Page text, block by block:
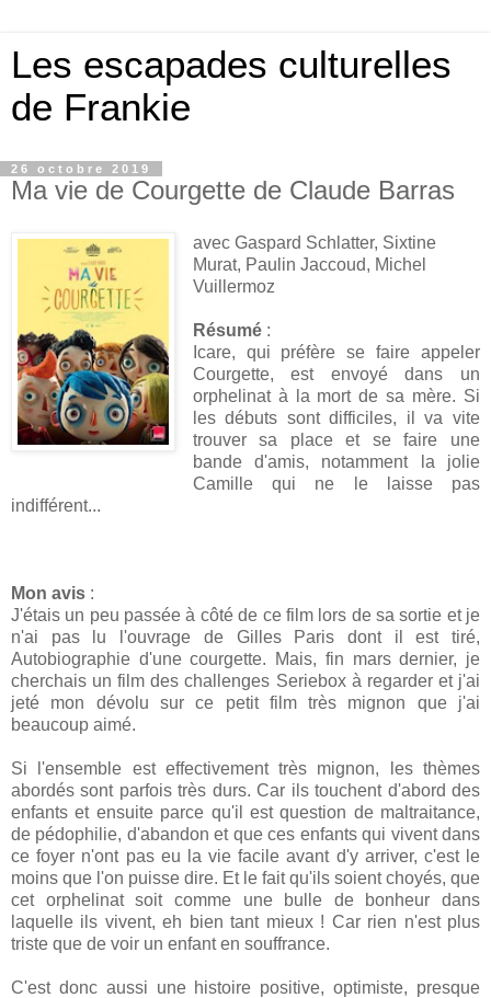
Les escapades culturelles
de Frankie
26 octobre 2019
Ma vie de Courgette de Claude Barras
avec Gaspard Schlatter, Sixtine
Murat, Paulin Jaccoud, Michel
Vuillermoz
Résumé:
Icare, qui préfère se faire appeler
Courgette, est envoyé dans un
orphelinat à la mort de sa mère. Si
les débuts sont difficiles, il va vite
trouver sa place et se faire une
bande d'amis, notamment la jolie
Camille qui ne le laisse pas
indifférent...
Mon avis :
J'étais un peu passée à côté de ce film lors de sa sortie et je
n'ai pas lu l'ouvrage de Gilles Paris dont il est tiré,
Autobiographie d'une courgette. Mais, fin mars dernier, je
cherchais un film des challenges Seriebox à regarder et j'ai
jeté mon dévolu sur ce petit film très mignon que j'ai
beaucoup aimé.
Si l'ensemble est effectivement très mignon, les thèmes
abordés sont parfois très durs. Car ils touchent d'abord des
enfants et ensuite parce qu'il est question de maltraitance,
de pédophilie, d'abandon et que ces enfants qui vivent dans
ce foyer n'ont pas eu la vie facile avant d'y arriver, c'est le
moins que l'on puisse dire. Et le fait qu'ils soient choyés, que
cet orphelinat soit comme une bulle de bonheur dans
laquelle ils vivent, eh bien tant mieux ! Car rien n'est plus
triste que de voir un enfant en souffrance.
C'est donc aussi une histoire positive, optimiste, presque